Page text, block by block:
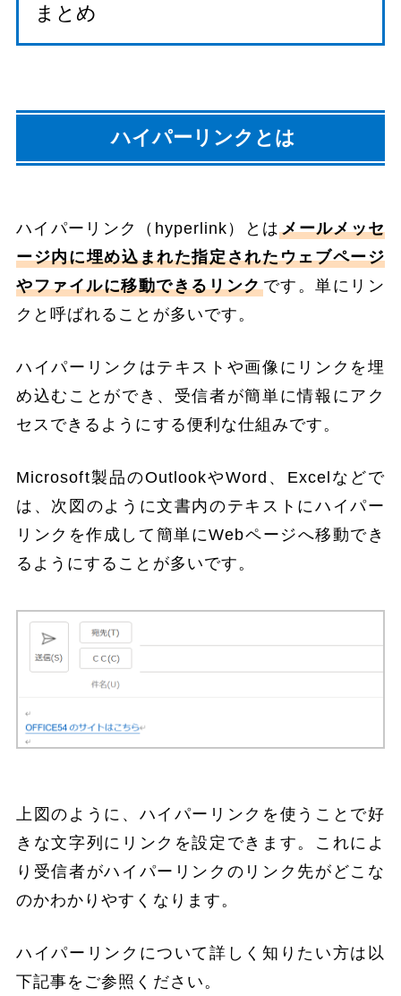
まとめ
ハイパーリンクとは
ハイパーリンク（hyperlink）とはメールメッセ
ージ内に埋め込まれた指定されたウェブページ
やファイルに移動できるリンクです。単にリン
クと呼ばれることが多いです。
ハイパーリンクはテキストや画像にリンクを埋
め込むことができ、受信者が簡単に情報にアク
セスできるようにする便利な仕組みです。
Microsoft製品のOutlookやWord、Excelなどで
は、次図のように文書内のテキストにハイパー
リンクを作成して簡単にWebページへ移動でき
るようにすることが多いです。
上図のように、ハイパーリンクを使うことで好
きな文字列にリンクを設定できます。これによ
り受信者がハイパーリンクのリンク先がどこな
のかわかりやすくなります。
ハイパーリンクについて詳しく知りたい方は以
下記事をご参照ください。